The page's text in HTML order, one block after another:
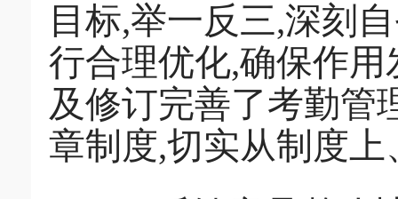
目标,举一反三,深刻
行合理优化,确保作
及修订完善了考勤管
章制度,切实从制度